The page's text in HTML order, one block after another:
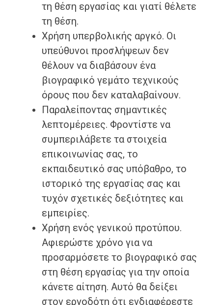
τη θέση εργασίας και γιατί θέλετε
τη θέση.
Χρήση υπερβολικής αργκό. Οι
υπεύθυνοι προσλήψεων δεν
θέλουν να διαβάσουν ένα
βιογραφικό γεμάτο τεχνικούς
όρους που δεν καταλαβαίνουν.
Παραλείποντας σημαντικές
λεπτομέρειες. Φροντίστε να
συμπεριλάβετε τα στοιχεία
επικοινωνίας σας, το
εκπαιδευτικό σας υπόβαθρο, το
ιστορικό της εργασίας σας και
τυχόν σχετικές δεξιότητες και
εμπειρίες.
Χρήση ενός γενικού προτύπου.
Αφιερώστε χρόνο για να
προσαρμόσετε το βιογραφικό σας
στη θέση εργασίας για την οποία
κάνετε αίτηση. Αυτό θα δείξει
στον εργοδότη ότι ενδιαφέρεστε